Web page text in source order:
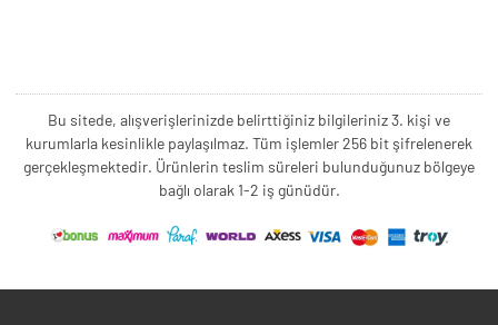
Bu sitede, alışverişlerinizde belirttiğiniz bilgileriniz 3. kişi ve
kurumlarla kesinlikle paylaşılmaz. Tüm işlemler 256 bit şifrelenerek
gerçekleşmektedir. Ürünlerin teslim süreleri bulunduğunuz bölgeye
bağlı olarak 1-2 iş günüdür.